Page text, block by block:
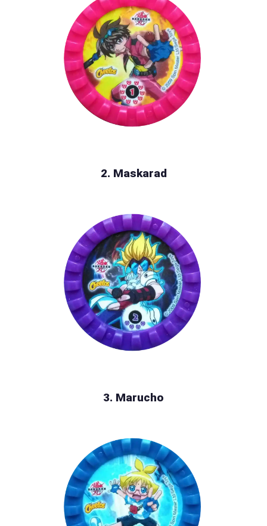
2. Maskarad
3. Marucho